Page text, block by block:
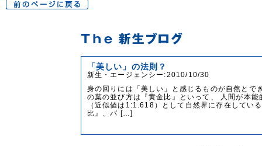
「美しい」の法則？
新生・エージェンシー:2010/10/30
身の回りには「美しい」と感じるものが自然とで
の葉の並び方は『黄金比』といって、 人間が本
（近似値は1:1.618）として自然界に存在してい
比』、パ […]